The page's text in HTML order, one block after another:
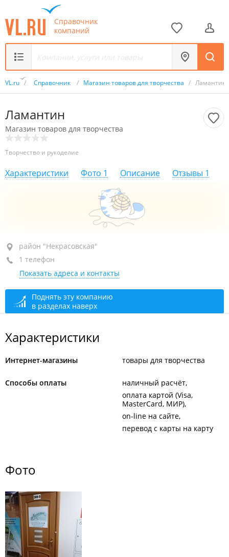
Справочник
компаний
VL.ru / Справочник / Магазин товаров для творчества / Ламантин
Ламантин
Магазин товаров для творчества
Творчество и рукоделие
Характеристики Фото 1 Описание Отзывы 1
район "Некрасовская", пр-т Народный, 28
АТЦ "Рондо", 3-й этаж, оф. 309а
+7 924 232-35-68
По предварительному звонку
район "Некрасовская"
1 телефон
Показать адреса и контакты
Поднять эту компанию
в разделах наверх
Характеристики
Интернет-магазины товары для творчества
Способы оплаты
наличный расчёт
оплата картой (Visa,
MasterCard, МИР)
on-line на сайте
перевод с карты на карту
Фото